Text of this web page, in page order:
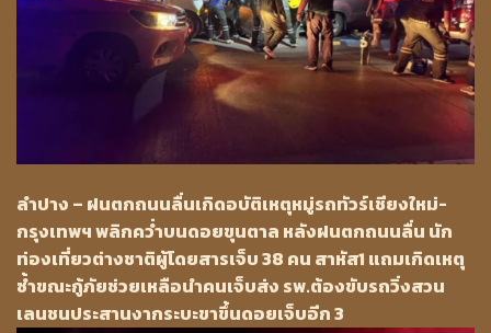
ลำปาง – ฝนตกถนนลื่นเกิดอบัติเหตุหมู่รถทัวร์เชียงใหม่-
กรุงเทพฯ พลิกคว่ำบนดอยขุนตาล หลังฝนตกถนนลื่น นัก
ท่องเที่ยวต่างชาติผู้โดยสารเจ็บ 38 คน สาหัส1 แถมเกิดเหตุ
ซ้ำขณะกู้ภัยช่วยเหลือนำคนเจ็บส่ง รพ.ต้องขับรถวิ่งสวน
เลนชนประสานงากระบะขาขึ้นดอยเจ็บอีก 3